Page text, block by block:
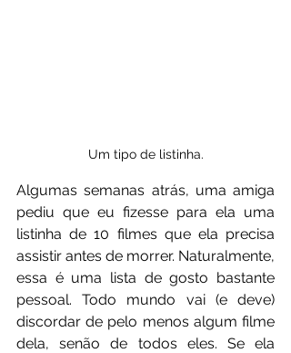
Um tipo de listinha.
Algumas semanas atrás, uma amiga
pediu que eu fizesse para ela uma
listinha de 10 filmes que ela precisa
assistir antes de morrer. Naturalmente,
essa é uma lista de gosto bastante
pessoal. Todo mundo vai (e deve)
discordar de pelo menos algum filme
dela, senão de todos eles. Se ela